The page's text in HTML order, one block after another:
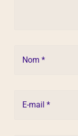
Nom *
E-mail *